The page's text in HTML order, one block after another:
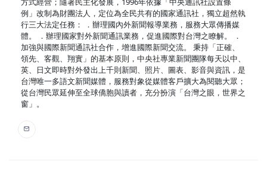
例」改制為財團法人，定位為全民共有的國家通訊社，獨立超然執
行三大法定任務： ．辦理國內外新聞報導業務，服務大眾傳播媒
體。 ．辦理國家對外新聞通訊業務，促進國際對台灣之瞭解。 ．
加強與國際新聞通訊社合作，增進國際新聞交流。 秉持「正確、
領先、客觀、翔實」的基本原則，中央社專業新聞團隊每天以中、
英、日文即時對外發出上千則新聞、照片、圖表、影音與資訊，是
台灣唯一多語文新聞媒體，服務對象從媒體客戶擴大為閱聽大眾；
從台灣民眾延伸至全球僑胞與讀者，充分扮演「台灣之眼，世界之
窗」。